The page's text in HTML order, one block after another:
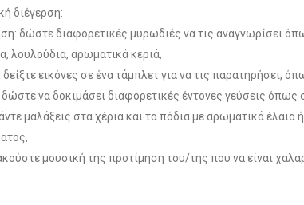
διέγερση:
δώστε διαφορετικές μυρωδιές να τις αναγνωρίσει
λουλούδια, αρωματικά κεριά,
εικόνες σε ένα τάμπλετ για να τις παρατηρήσει,
να δοκιμάσει διαφορετικές έντονες γεύσεις όπως
μαλάξεις στα χέρια και τα πόδια με αρωματικά έλαια
μουσική της προτίμηση του/της που να είναι